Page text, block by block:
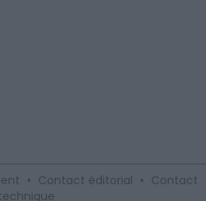
• Contact éditorial • Contact